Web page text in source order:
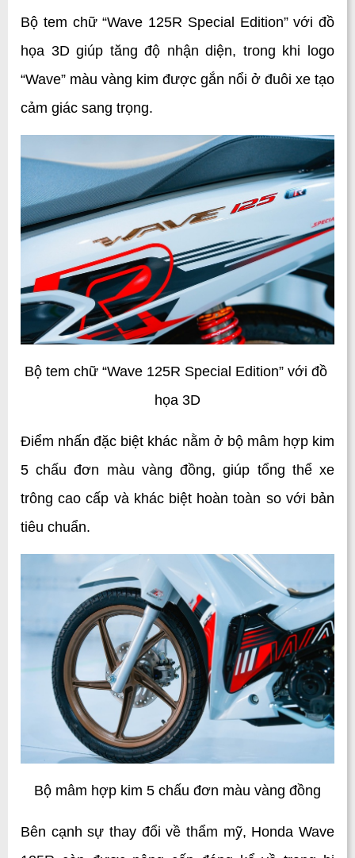
Bộ tem chữ “Wave 125R Special Edition” với đồ
họa 3D giúp tăng độ nhận diện, trong khi logo
“Wave” màu vàng kim được gắn nổi ở đuôi xe tạo
cảm giác sang trọng.
Bộ tem chữ “Wave 125R Special Edition” với đồ
họa 3D
Điểm nhấn đặc biệt khác nằm ở bộ mâm hợp kim
5 chấu đơn màu vàng đồng, giúp tổng thể xe
trông cao cấp và khác biệt hoàn toàn so với bản
tiêu chuẩn.
Bộ mâm hợp kim 5 chấu đơn màu vàng đồng
Bên cạnh sự thay đổi về thẩm mỹ, Honda Wave